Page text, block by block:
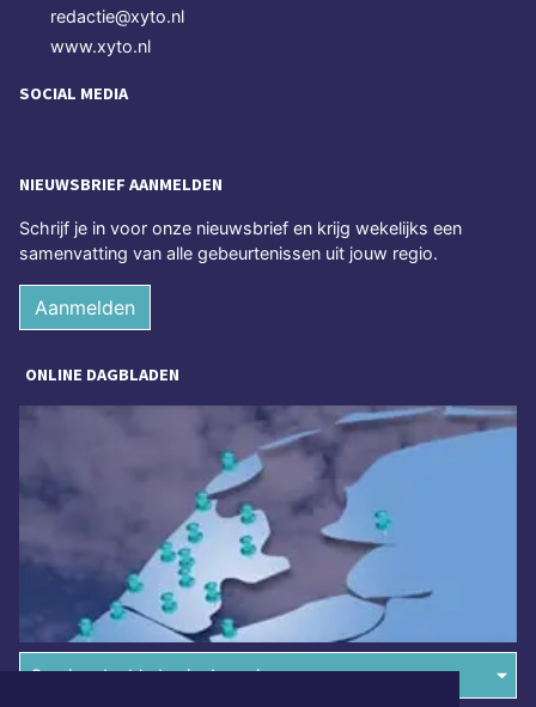
redactie@xyto.nl
www.xyto.nl
SOCIAL MEDIA
NIEUWSBRIEF AANMELDEN
Schrijf je in voor onze nieuwsbrief en krijg wekelijks een
samenvatting van alle gebeurtenissen uit jouw regio.
Aanmelden
ONLINE DAGBLADEN
Overige dagbladen in de regio